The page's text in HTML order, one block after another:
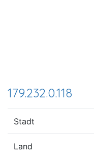
179.232.0.118
Stadt
Land